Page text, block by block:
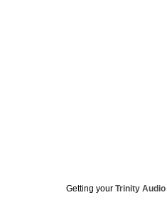
Getting your Trinity Audio